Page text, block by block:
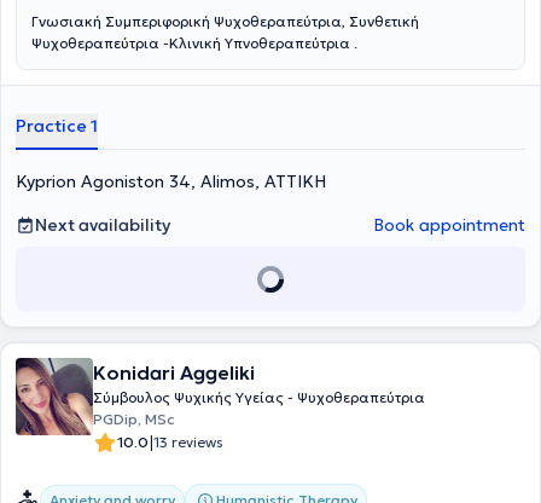
Γνωσιακή Συμπεριφορική Ψυχοθεραπεύτρια, Συνθετική
Ψυχοθεραπεύτρια -Κλινική Υπνοθεραπεύτρια .
Practice 1
Kyprion Agoniston 34, Alimos, ΑΤΤΙΚΗ
Next availability
Book appointment
Konidari Aggeliki
Σύμβουλος Ψυχικής Υγείας - Ψυχοθεραπεύτρια
PGDip, MSc
10.0|13 reviews
Humanistic Therapy